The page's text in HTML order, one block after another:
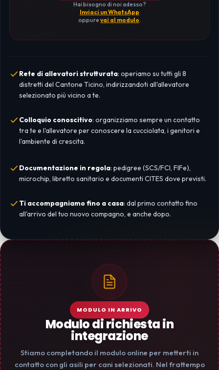
Hai bisogno di noi adesso?
Inviaci un WhatsApp
oppurevai al modulo.
Rete di allevatori strutturata: operiamo su tutti gli 8
distretti del Cantone Ticino, indirizzandoti all'allevatore
selezionato più vicino a te.
Colloquio conoscitivo: organizziamo sempre un contatto
tra te e l'allevatore per conoscere la cucciolata, i genitori e
l'ambiente di crescita.
Documentazione in regola: pedigree (SCS/FCI, FIFe),
microchip, libretto sanitario e documenti CITES dove previsti.
Ti accompagniamo fino a casa: dal primo contatto fino
all'arrivo del tuo nuovo compagno, e anche dopo.
MODULO IN ARRIVO
Modulo di richiesta in
integrazione
Stiamo completando il modulo online per metterti in
contatto con gli asili per cani selezionati. Nel frattempo